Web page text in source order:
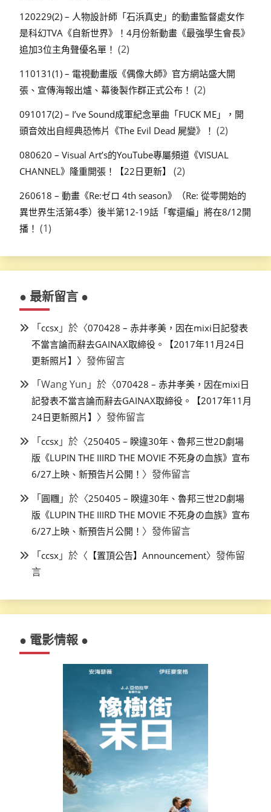
120229(2) – 人物設計師「石浜真史」的動畫監督處女作
是科幻TVA《自新世界》！4月份新動畫《最強學生會長》
追加3位主角聲優名單！ (2)
110131(1) – 電視動畫版《偶像大師》官方網站盛大開
張、宣傳海報出爐、幕後製作群正式公布！ (2)
091017(2) – I’ve Sound成軍紀念單曲「FUCK ME」，開
頭音效出自經典恐怖片《The Evil Dead 屍變》！ (2)
080620 – Visual Art’s的YouTube專屬頻道《VISUAL
CHANNEL》隆重開張！【22日更新】
(2)
260618 – 動畫《Re:ゼロ 4th season》（Re: 從零開始的
異世界生活第4季）後半第12-19話「奪還編」將在8/12開
播！ (1)
● 最新留言 ●
「ccsx 」於〈070428 – 赤井孝美，因在mixi日記發表
不當言論而辭去GAINAX取締役。【2017年11月24日
更新照片】 〉發佈留言
「Wang Yun 」於〈070428 – 赤井孝美，因在mixi日
記發表不當言論而辭去GAINAX取締役。【2017年11月
24日更新照片】 〉發佈留言
「ccsx 」於〈250405 – 睽違30年、魯邦三世2D劇場
版《LUPIN THE IIIRD THE MOVIE 不死身の血族》宣布
6/27上映、新預告片公開！ 〉發佈留言
「圓糰 」於〈250405 – 睽違30年、魯邦三世2D劇場
版《LUPIN THE IIIRD THE MOVIE 不死身の血族》宣布
6/27上映、新預告片公開！ 〉發佈留言
「ccsx 」於〈 【置頂公告】Announcement〉發佈留
言
● 電影情報 ●